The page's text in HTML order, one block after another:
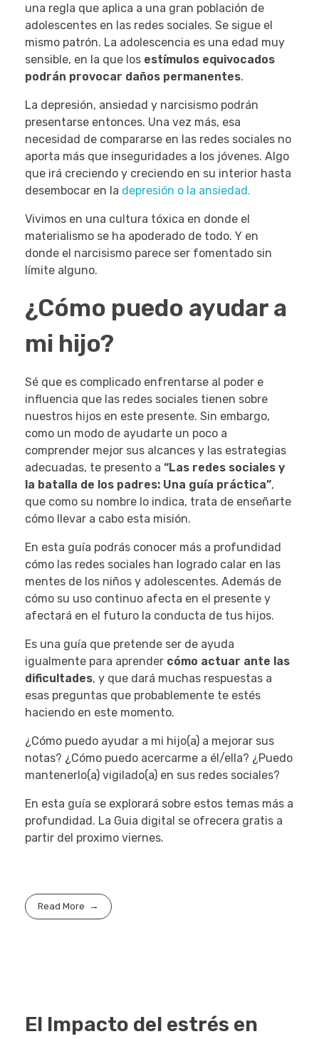
una regla que aplica a una gran población de
adolescentes en las redes sociales. Se sigue el
mismo patrón. La adolescencia es una edad muy
sensible, en la que los estímulos equivocados
podrán provocar daños permanentes.
La depresión, ansiedad y narcisismo podrán
presentarse entonces. Una vez más, esa
necesidad de compararse en las redes sociales no
aporta más que inseguridades a los jóvenes. Algo
que irá creciendo y creciendo en su interior hasta
desembocar en la depresión o la ansiedad.
Vivimos en una cultura tóxica en donde el
materialismo se ha apoderado de todo. Y en
donde el narcisismo parece ser fomentado sin
límite alguno.
¿Cómo puedo ayudar a
mi hijo?
Sé que es complicado enfrentarse al poder e
influencia que las redes sociales tienen sobre
nuestros hijos en este presente. Sin embargo,
como un modo de ayudarte un poco a
comprender mejor sus alcances y las estrategias
adecuadas, te presento a “Las redes sociales y
la batalla de los padres: Una guía práctica”,
que como su nombre lo indica, trata de enseñarte
cómo llevar a cabo esta misión.
En esta guía podrás conocer más a profundidad
cómo las redes sociales han logrado calar en las
mentes de los niños y adolescentes. Además de
cómo su uso continuo afecta en el presente y
afectará en el futuro la conducta de tus hijos.
Es una guía que pretende ser de ayuda
igualmente para aprender cómo actuar ante las
dificultades, y que dará muchas respuestas a
esas preguntas que probablemente te estés
haciendo en este momento.
¿Cómo puedo ayudar a mi hijo(a) a mejorar sus
notas? ¿Cómo puedo acercarme a él/ella? ¿Puedo
mantenerlo(a) vigilado(a) en sus redes sociales?
En esta guía se explorará sobre estos temas más a
profundidad. La Guia digital se ofrecera gratis a
partir del proximo viernes.
Read More
El Impacto del estrés en